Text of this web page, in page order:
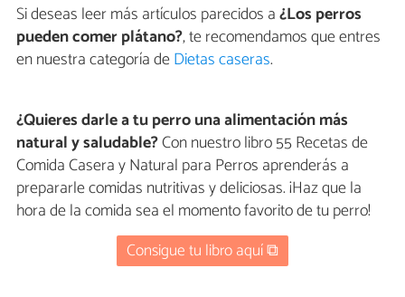
Si deseas leer más artículos parecidos a¿Los perros
pueden comer plátano?, te recomendamos que entres
en nuestra categoría deDietas caseras.
¿Quieres darle a tu perro una alimentación más
natural y saludable?Con nuestro libro 55 Recetas de
Comida Casera y Natural para Perros aprenderás a
prepararle comidas nutritivas y deliciosas. ¡Haz que la
hora de la comida sea el momento favorito de tu perro!
Consigue tu libro aquí ⧉